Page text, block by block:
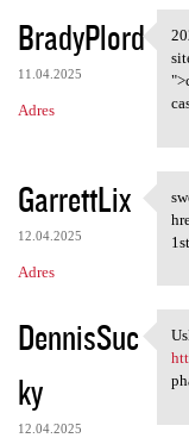
BradyPlord
11.04.2025
Adres
GarrettLix
12.04.2025
Adres
DennisSuc
ky
12.04.2025